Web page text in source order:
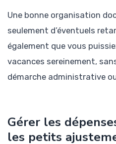
Une bonne organisation
seulement d’éventuels
également que vous
vacances sereinement,
démarche administrative
Gérer les
les petits